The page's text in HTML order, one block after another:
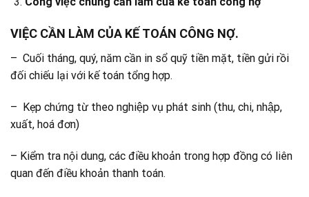
VIỆC CẦN LÀM CỦA KẾ TOÁN CÔNG NỢ.
– Cuối tháng, quý, năm cần in sổ quỹ tiền mặt, tiền gửi rồi
đối chiếu lại với kế toán tổng hợp.
– Kẹp chứng từ theo nghiệp vụ phát sinh (thu, chi, nhập,
xuất, hoá đơn)
– Kiểm tra nội dung, các điều khoản trong hợp đồng có liên
quan đến điều khoản thanh toán.